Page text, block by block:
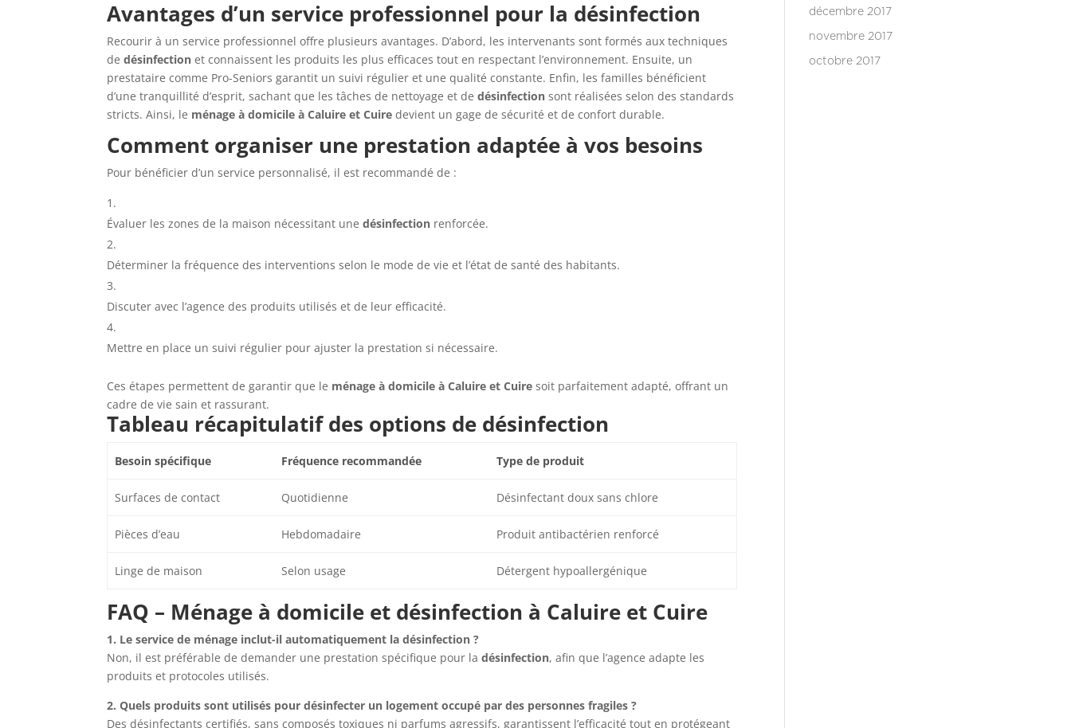
Avantages d’un service professionnel pour la désinfection
Recourir à un service professionnel offre plusieurs avantages. D’abord, les intervenants sont formés aux techniques
dedésinfection et connaissent les produits les plus efficaces tout en respectant l’environnement. Ensuite, un
prestataire comme Pro-Seniors garantit un suivi régulier et une qualité constante. Enfin, les familles bénéficient
d’une tranquillité d’esprit, sachant que les tâches de nettoyage et dedésinfection sont réalisées selon des standards
stricts. Ainsi, le ménage à domicile à Caluire et Cuire devient un gage de sécurité et de confort durable.
Comment organiser une prestation adaptée à vos besoins
Pour bénéficier d’un service personnalisé, il est recommandé de :
Évaluer les zones de la maison nécessitant unedésinfection renforcée.
Déterminer la fréquence des interventions selon le mode de vie et l’état de santé des habitants.
Discuter avec l’agence des produits utilisés et de leur efficacité.
Mettre en place un suivi régulier pour ajuster la prestation si nécessaire.
Ces étapes permettent de garantir que le ménage à domicile à Caluire et Cuire soit parfaitement adapté, offrant un
cadre de vie sain et rassurant.
Tableau récapitulatif des options de désinfection
Besoin spécifique Fréquence recommandée Type de produit
Surfaces de contact Quotidienne Désinfectant doux sans chlore
Pièces d’eau Hebdomadaire Produit antibactérien renforcé
Linge de maison Selon usage Détergent hypoallergénique
FAQ – Ménage à domicile et désinfection à Caluire et Cuire
1. Le service de ménage inclut-il automatiquement la désinfection ?
Non, il est préférable de demander une prestation spécifique pour ladésinfection, afin que l’agence adapte les
produits et protocoles utilisés.
2. Quels produits sont utilisés pour désinfecter un logement occupé par des personnes fragiles ?
Des désinfectants certifiés, sans composés toxiques ni parfums agressifs, garantissent l’efficacité tout en protégeant
décembre 2017
novembre 2017
octobre 2017